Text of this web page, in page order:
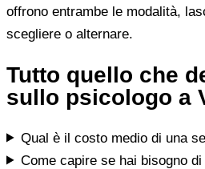
offrono entrambe le modalità,
scegliere o alternare.
Tutto quello che
sullo psicologo a
Qual è il costo medio di una
Come capire se hai bisogno